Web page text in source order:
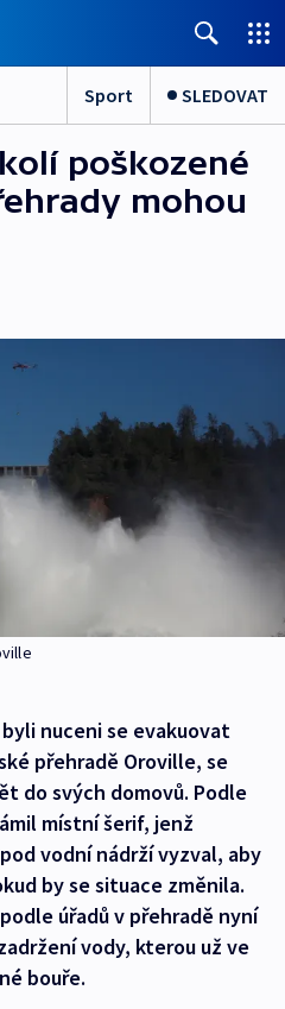
Sport SLEDOVAT
poškozené
mohou
nuceni se evakuovat
přehradě Oroville, se
do svých domovů. Podle
místní šerif, jenž
vodní nádrží vyzval, aby
by se situace změnila.
úřadů v přehradě nyní
vody, kterou už ve
bouře.